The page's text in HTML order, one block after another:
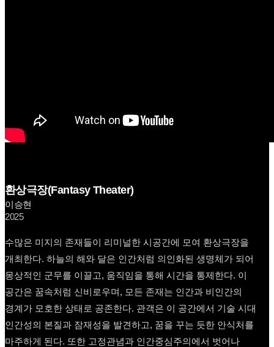
환상극장(Fantasy Theater)
이승현
2025
수많은 미지의 존재들이 리미널한 시공간에 모여 환상극장을
개최한다. 하늘의 해와 달은 인간처럼 의인화된 생명체가 되어
몽상적인 군무를 이끌고, 움직임을 통해 시간을 통제한다. 이
공간은 꿈속처럼 신비로우며, 모든 존재는 인간과 비인간의
경계가 모호한 상태로 공존한다. 관객은 이 공간에서 기술 시대
인간성의 본질과 잠재성을 발견하고, 꿈을 꾸는 듯한 안식처를
마주하게 된다. 또한 고정관념과 인간중심주의에서 벗어나